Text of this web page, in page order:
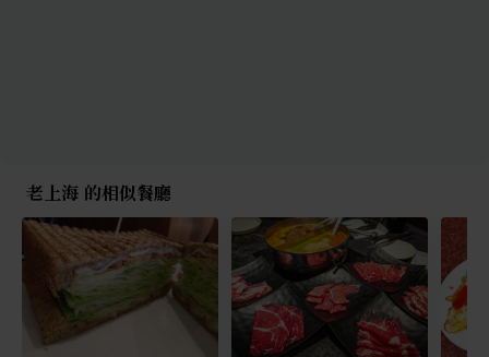
老上海 的相似餐廳